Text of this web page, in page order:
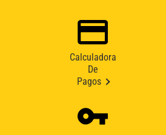
Calculadora
De
Pagos